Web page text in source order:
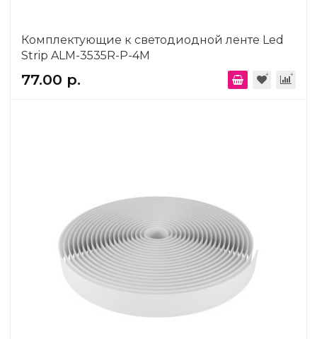
Комплектующие к светодиодной ленте Led
Strip ALM-3535R-P-4M
77.00 р.